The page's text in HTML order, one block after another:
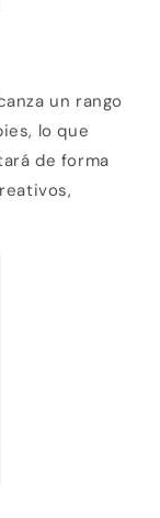
un rango
lo que
de forma